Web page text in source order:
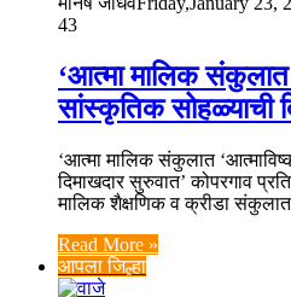
43
‘आत्मा मालिक संकुलात
सांस्कृतिक सोहळ्याची
‘आत्मा मालिक संकुलात
दिमाखदार सुरुवात’ कोपरगाव
मालिक शैक्षणिक व क्रीडा संकुलात
Read More »
आपला जिल्हा